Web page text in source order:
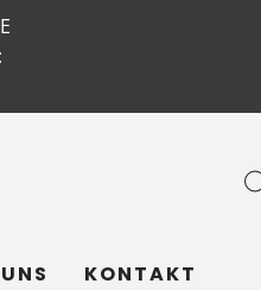
KONTAKT